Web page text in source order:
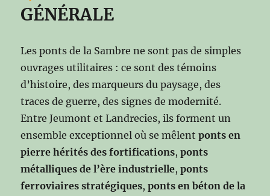
GÉNÉRALE
Les ponts de la Sambre ne sont pas de simples
ouvrages utilitaires : ce sont des témoins
d’histoire, des marqueurs du paysage, des
traces de guerre, des signes de modernité.
Entre Jeumont et Landrecies, ils forment un
ensemble exceptionnel où se mêlentponts en
pierre hérités des fortifications,ponts
métalliques de l’ère industrielle,ponts
ferroviaires stratégiques,ponts en béton de la